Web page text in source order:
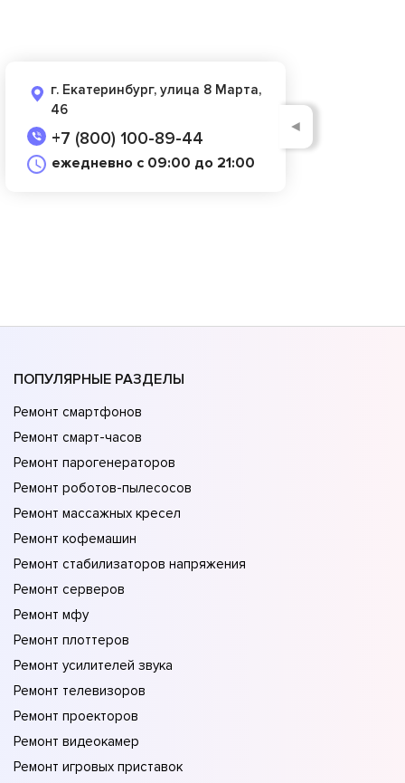
г. Екатеринбург, улица 8 Марта,
46
+7 (800) 100-89-44
ежедневно с 09:00 до 21:00
◄
ПОПУЛЯРНЫЕ РАЗДЕЛЫ
Ремонт смартфонов
Ремонт смарт-часов
Ремонт парогенераторов
Ремонт роботов-пылесосов
Ремонт массажных кресел
Ремонт кофемашин
Ремонт стабилизаторов напряжения
Ремонт серверов
Ремонт мфу
Ремонт плоттеров
Ремонт усилителей звука
Ремонт телевизоров
Ремонт проекторов
Ремонт видеокамер
Ремонт игровых приставок